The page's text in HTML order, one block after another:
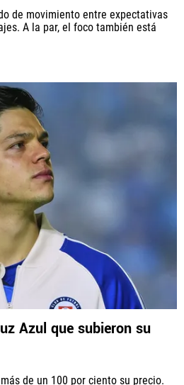
de movimiento entre expectativas
A la par, el foco también está
Azul que subieron su
de un 100 por ciento su precio.